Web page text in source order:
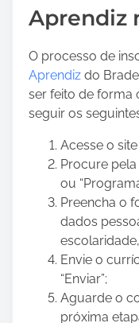
Aprendiz
O processo de
Aprendiz do
ser feito de forma
seguir os
Acesse o
Procure pela
ou
Preencha o
dados
Envie o
“Enviar”;
Aguarde o
próxima